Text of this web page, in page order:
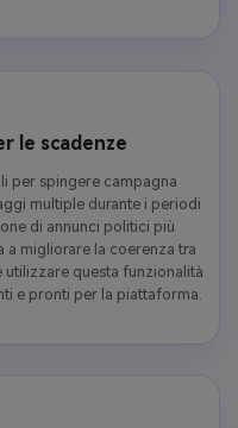
le scadenze
per spingere campagna
multiple durante i periodi
di annunci politici più
a migliorare la coerenza tra
questa funzionalità
e pronti per la piattaforma.